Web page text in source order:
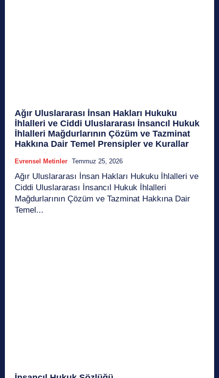
Ağır Uluslararası İnsan Hakları Hukuku
İhlalleri ve Ciddi Uluslararası İnsancıl Hukuk
İhlalleri Mağdurlarının Çözüm ve Tazminat
Hakkına Dair Temel Prensipler ve Kurallar
Evrensel Metinler Temmuz 25, 2026
Ağır Uluslararası İnsan Hakları Hukuku İhlalleri ve
Ciddi Uluslararası İnsancıl Hukuk İhlalleri
Mağdurlarının Çözüm ve Tazminat Hakkına Dair
Temel...